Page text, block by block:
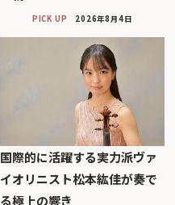
PICK UP 2026年8月4日
国際的に活躍する実力派ヴァ
イオリニスト松本紘佳が奏で
る極上の響き